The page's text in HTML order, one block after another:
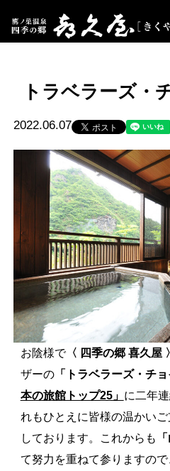
トラベラーズ・
2022.06.07
お陰様で〈 四季の郷 喜久屋 〉
ザーの「トラベラーズ・チョ
本の旅館トップ25」 に二年
れもひとえに皆様の温かい
しております。これからも
て努力を重ねて参りますの